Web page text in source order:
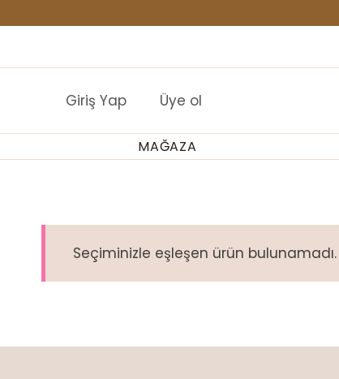
geç
Giriş Yap Üye ol
MAĞAZA
Seçiminizle eşleşen ürün bulunamadı.